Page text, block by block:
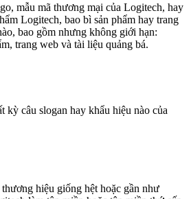
mẫu mã thương mại của Logitech, hay
Logitech, bao bì sản phẩm hay trang
bao gồm nhưng không giới hạn:
trang web và tài liệu quảng bá.
kỳ câu slogan hay khẩu hiệu nào của
hiệu giống hệt hoặc gần như